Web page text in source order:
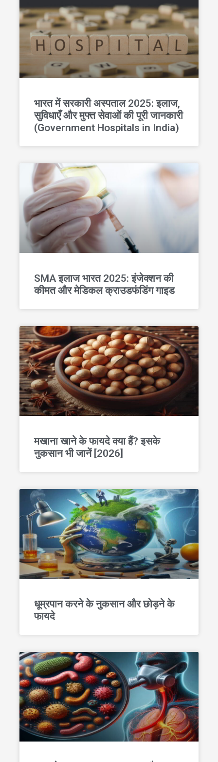
भारत में सरकारी अस्पताल 2025: इलाज,
सुविधाएँ और मुफ्त सेवाओं की पूरी जानकारी
(Government Hospitals in India)
SMA इलाज भारत 2025: इंजेक्शन की
कीमत और मेडिकल क्राउडफंडिंग गाइड
मखाना खाने के फायदे क्या हैं? इसके
नुकसान भी जानें [2026]
धूम्रपान करने के नुकसान और छोड़ने के
फायदे